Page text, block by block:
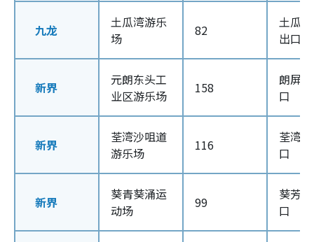
九龙
土瓜湾游乐
场
82
土瓜
出口
新界
元朗东头工
业区游乐场
158
朗屏
口
新界
荃湾沙咀道
游乐场
116
荃湾
口
新界
葵青葵涌运
动场
99
葵芳
口